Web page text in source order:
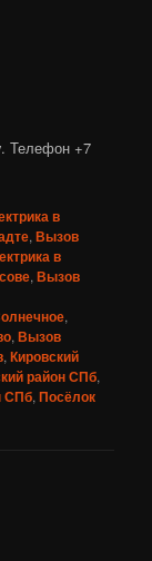
. Телефон +7
в
,Вызов
в
,Вызов
,
,Вызов
,Кировский
район СПб,
СПб,Посёлок